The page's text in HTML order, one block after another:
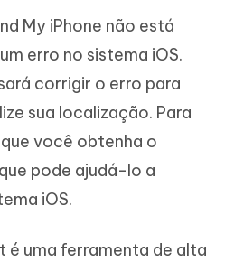
My iPhone não está
erro no sistema iOS.
corrigir o erro para
sua localização. Para
você obtenha o
pode ajudá-lo a
iOS.
é uma ferramenta de alta